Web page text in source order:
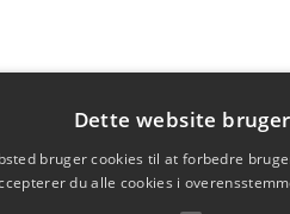
Dette website
bruger cookies til at forbedre
du alle cookies i